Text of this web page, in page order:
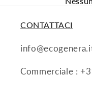
CONTATTACI
Commerciale :